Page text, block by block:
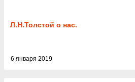
Л.Н.Толстой о нас.
6 января 2019